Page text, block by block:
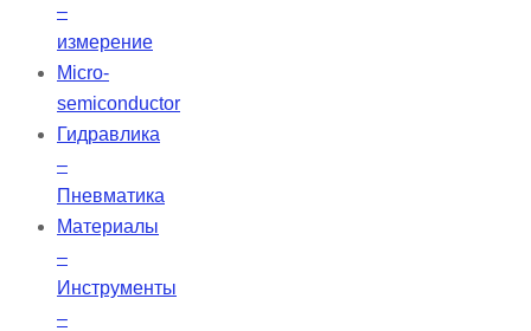
–
измерение
Micro-
semiconductor
Гидравлика
–
Пневматика
Материалы
–
Инструменты
–